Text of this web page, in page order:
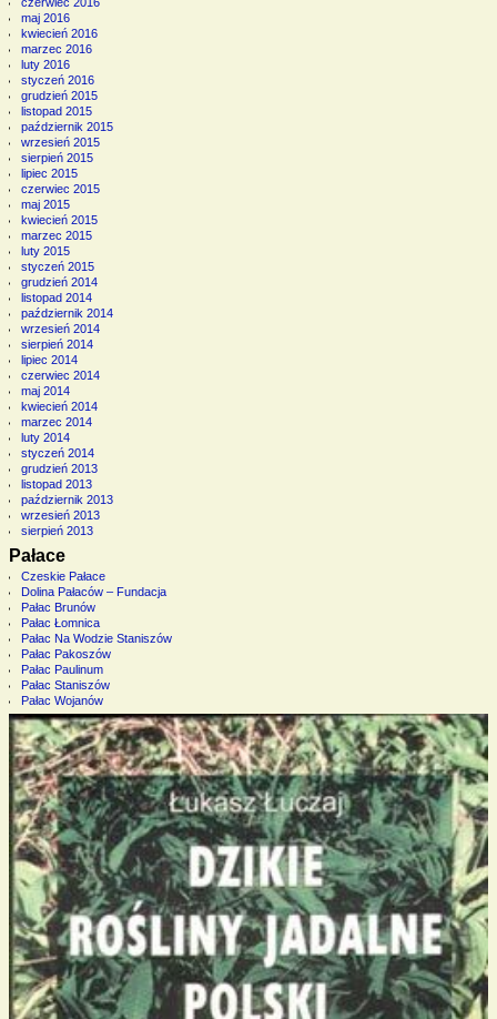
maj 2016
kwiecień 2016
marzec 2016
luty 2016
styczeń 2016
grudzień 2015
listopad 2015
październik 2015
wrzesień 2015
sierpień 2015
lipiec 2015
czerwiec 2015
maj 2015
kwiecień 2015
marzec 2015
luty 2015
styczeń 2015
grudzień 2014
listopad 2014
październik 2014
wrzesień 2014
sierpień 2014
lipiec 2014
czerwiec 2014
maj 2014
kwiecień 2014
marzec 2014
luty 2014
styczeń 2014
grudzień 2013
listopad 2013
październik 2013
wrzesień 2013
sierpień 2013
Pałace
Czeskie Pałace
Dolina Pałaców – Fundacja
Pałac Brunów
Pałac Łomnica
Pałac Na Wodzie Staniszów
Pałac Pakoszów
Pałac Paulinum
Pałac Staniszów
Pałac Wojanów